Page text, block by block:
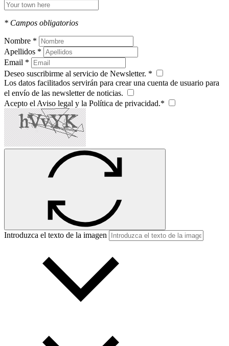
* Campos obligatorios
Nombre *
Apellidos *
Email *
Deseo suscribirme al servicio de Newsletter. *
Los datos facilitados servirán para crear una cuenta de usuario para
el envío de las newsletter de noticias.
Acepto el Aviso legal y la Política de privacidad.*
Introduzca el texto de la imagen